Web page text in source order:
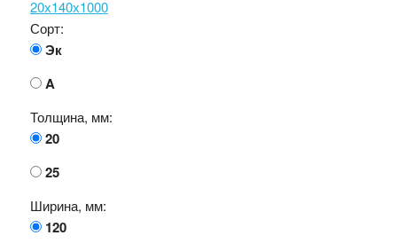
Сорт:
Эк
A
Толщина, мм:
20
25
Ширина, мм:
120